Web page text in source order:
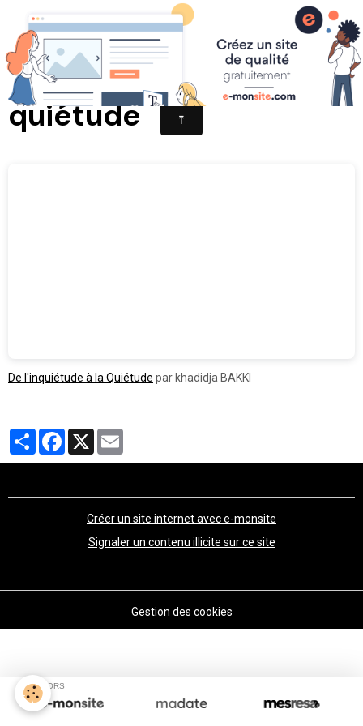
De l'inquiétude à la
quiétude
De l'inquiétude à la Quiétude par khadidja BAKKI
PartagerFacebook
X
Créer un site internet avec e-monsite
Signaler un contenu illicite sur ce site
Gestion des cookies
SPONSORS